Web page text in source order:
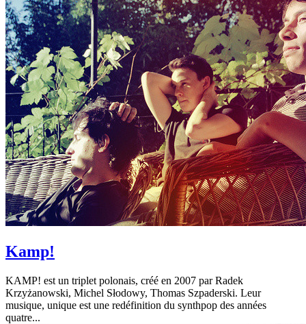
Kamp!
KAMP! est un triplet polonais, créé en 2007 par Radek
Krzyżanowski, Michel Słodowy, Thomas Szpaderski. Leur
musique, unique est une redéfinition du synthpop des années
quatre...